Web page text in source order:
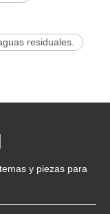
residuales.
y piezas para